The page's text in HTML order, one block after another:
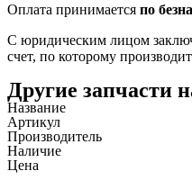
Оплата принимается по
С юридическим лицом
счет, по которому
Другие запчасти
Название
Артикул
Производитель
Наличие
Цена